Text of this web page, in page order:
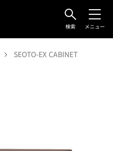
検索 メニュー
SEOTO-EX CABINET